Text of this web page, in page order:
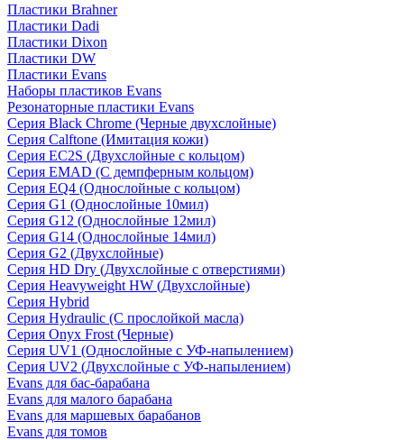
Пластики Brahner
Пластики Dadi
Пластики Dixon
Пластики DW
Пластики Evans
Наборы пластиков Evans
Резонаторные пластики Evans
Серия Black Chrome (Черные двухслойные)
Серия Calftone (Имитация кожи)
Серия EC2S (Двухслойные с кольцом)
Серия EMAD (С демпферным кольцом)
Серия EQ4 (Однослойные с кольцом)
Серия G1 (Однослойные 10мил)
Серия G12 (Однослойные 12мил)
Серия G14 (Однослойные 14мил)
Серия G2 (Двухслойные)
Серия HD Dry (Двухслойные с отверстиями)
Серия Heavyweight HW (Двухслойные)
Серия Hybrid
Серия Hydraulic (С прослойкой масла)
Серия Onyx Frost (Черные)
Серия UV1 (Однослойные с УФ-напылением)
Серия UV2 (Двухслойные с УФ-напылением)
Evans для бас-барабана
Evans для малого барабана
Evans для маршевых барабанов
Evans для томов